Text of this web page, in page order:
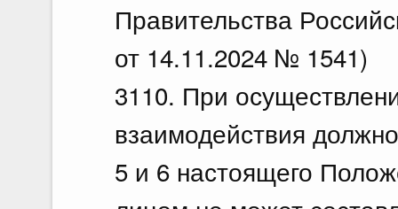
Правительства
от 14.11.2024 № 1541)
3110. При
взаимодействия
5 и 6 настоящего